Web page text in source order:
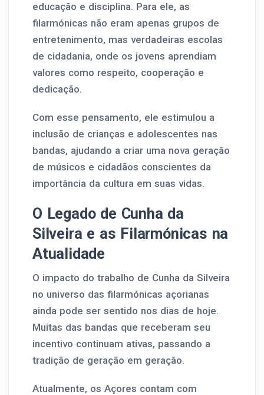
educação e disciplina. Para ele, as
filarmónicas não eram apenas grupos de
entretenimento, mas verdadeiras escolas
de cidadania, onde os jovens aprendiam
valores como respeito, cooperação e
dedicação.
Com esse pensamento, ele estimulou a
inclusão de crianças e adolescentes nas
bandas, ajudando a criar uma nova geração
de músicos e cidadãos conscientes da
importância da cultura em suas vidas.
O Legado de Cunha da
Silveira e as Filarmónicas na
Atualidade
O impacto do trabalho de Cunha da Silveira
no universo das filarmónicas açorianas
ainda pode ser sentido nos dias de hoje.
Muitas das bandas que receberam seu
incentivo continuam ativas, passando a
tradição de geração em geração.
Atualmente, os Açores contam com